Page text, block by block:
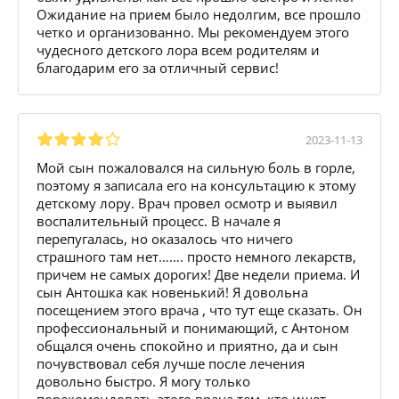
Ожидание на прием было недолгим, все прошло
четко и организованно. Мы рекомендуем этого
чудесного детского лора всем родителям и
благодарим его за отличный сервис!
2023-11-13
Мой сын пожаловался на сильную боль в горле,
поэтому я записала его на консультацию к этому
детскому лору. Врач провел осмотр и выявил
воспалительный процесс. В начале я
перепугалась, но оказалось что ничего
страшного там нет……. просто немного лекарств,
причем не самых дорогих! Две недели приема. И
сын Антошка как новенький! Я довольна
посещением этого врача , что тут еще сказать. Он
профессиональный и понимающий, с Антоном
общался очень спокойно и приятно, да и сын
почувствовал себя лучше после лечения
довольно быстро. Я могу только